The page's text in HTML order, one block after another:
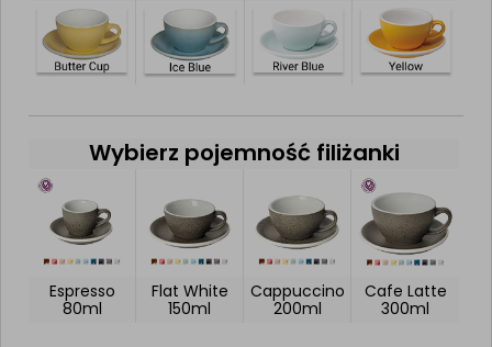
Wybierz pojemność filiżanki
Espresso
80ml
Flat White
150ml
Cappuccino
200ml
Cafe Latte
300ml